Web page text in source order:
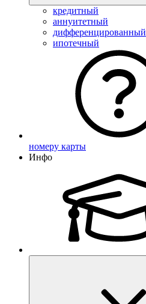
кредитный
аннуитетный
дифференцированный
ипотечный
номеру карты
Инфо